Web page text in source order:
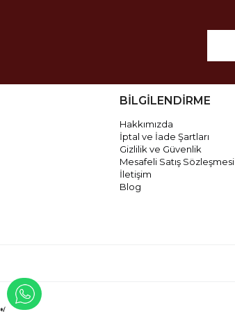
BİLGİLENDİRME
Hakkımızda
İptal ve İade Şartları
Gizlilik ve Güvenlik
Mesafeli Satış Sözleşmesi
İletişim
Blog